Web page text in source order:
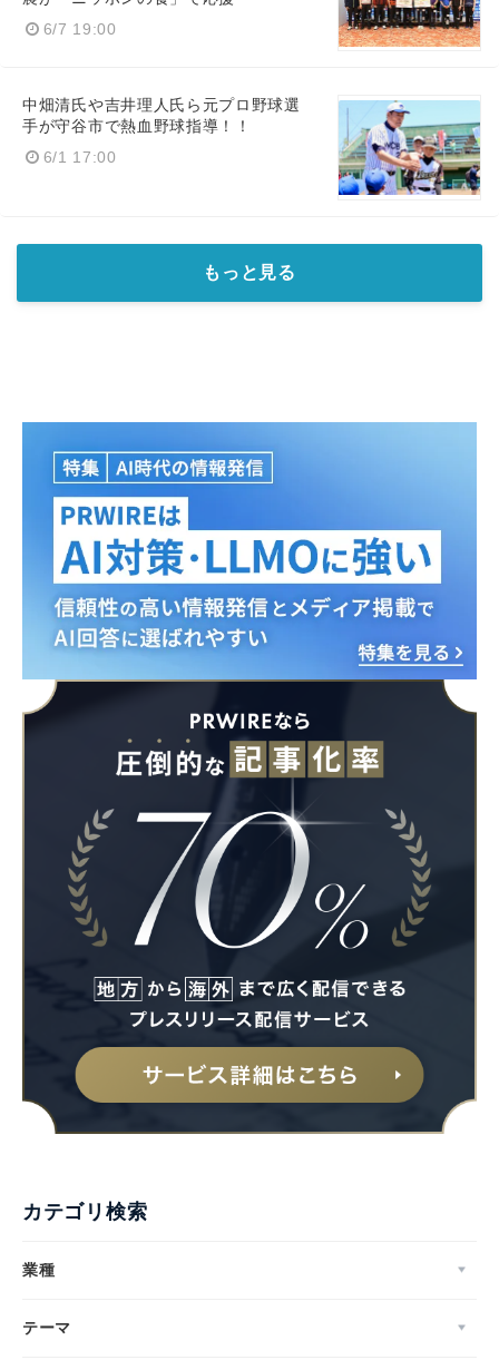
6/7 19:00
中畑清氏や吉井理人氏ら元プロ野球選
手が守谷市で熱血野球指導！！
6/1 17:00
もっと見る
カテゴリ検索
業種
テーマ